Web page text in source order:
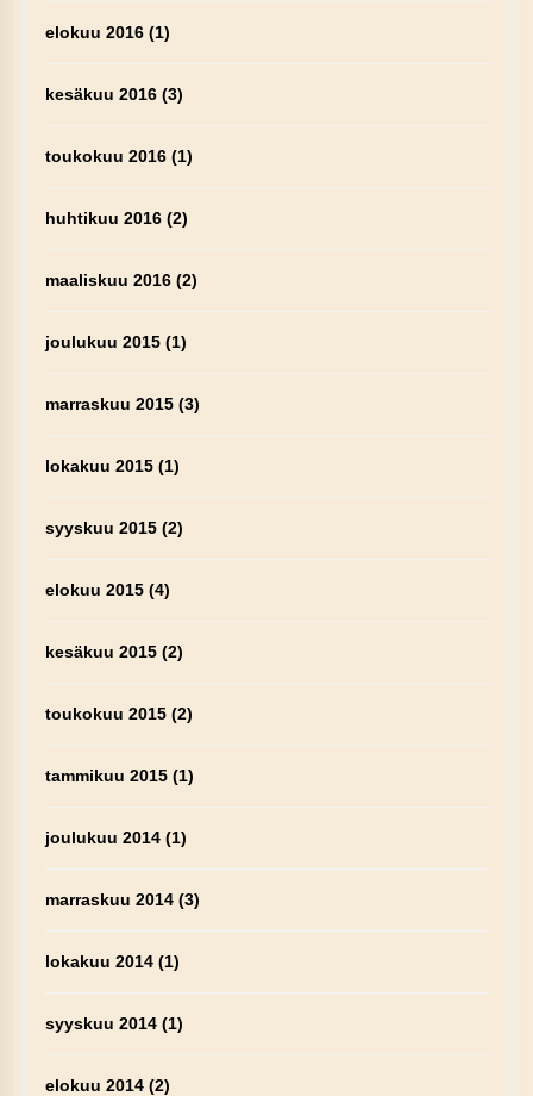
elokuu 2016(1)
kesäkuu 2016(3)
toukokuu 2016(1)
huhtikuu 2016(2)
maaliskuu 2016(2)
joulukuu 2015(1)
marraskuu 2015(3)
lokakuu 2015(1)
syyskuu 2015(2)
elokuu 2015(4)
kesäkuu 2015(2)
toukokuu 2015(2)
tammikuu 2015(1)
joulukuu 2014(1)
marraskuu 2014(3)
lokakuu 2014(1)
syyskuu 2014(1)
elokuu 2014(2)